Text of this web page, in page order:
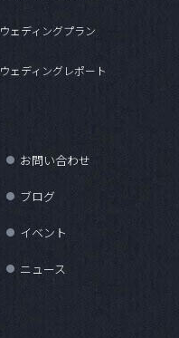
ウェディングプラン
ウェディングレポート
● お問い合わせ
● ブログ
● イベント
● ニュース